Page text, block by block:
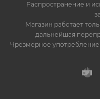
Распространение и
Магазин работает
дальнейшая
Чрезмерное